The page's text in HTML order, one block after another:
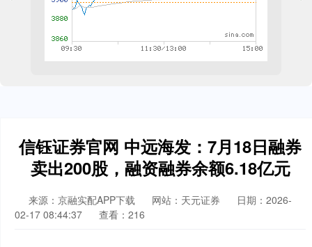
信钰证券官网 中远海发：7月18日融券
卖出200股，融资融券余额6.18亿元
来源：京融实配APP下载 网站：天元证券
日期：2026-
02-17 08:44:37
查看：216